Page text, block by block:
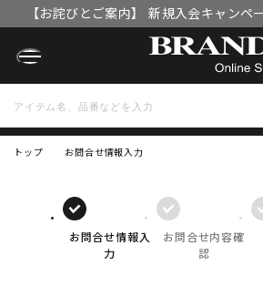
【お詫びとご案内】 新規入会キャンペ
OFFクーポン」付与漏れと補
トップ お問合せ情報入力
お問合せ情報入
力
お問合せ内容確
認